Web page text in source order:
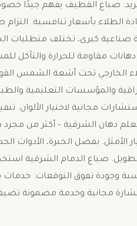
صباغ القطيف يفهم جيدًا
الطلاء بأسعار تنافسية.
صناعية كبرى، تختلف متطلبات
مقاومة للحرارة والتآكل
الخارجي تحت أشعة الشمس
والمؤسسات التعليمية
مجانية لاختيار الألوان.
معلم دهان الشرقية – أكثر من
بفضل الخبرة، الأدوات
صباغ الدمام الشرقية
وجودة تفوق التوقعات. خدمات
مجانية وخدمة مضمونة